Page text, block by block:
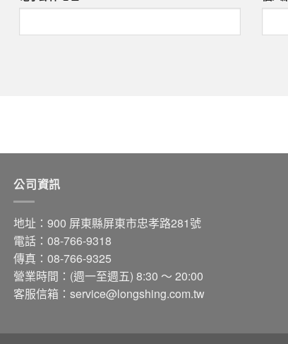
公司資訊
地址：900 屏東縣屏東市忠孝路281號
電話：08-766-9318
傳真：08-766-9325
營業時間：(週一至週五) 8:30 ～ 20:00
客服信箱： service@longshing.com.tw